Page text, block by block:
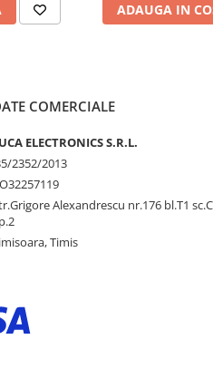
ADAUGA IN
COMERCIALE
ELECTRONICS S.R.L.
2352/2013
Alexandrescu nr.176 bl.T1 sc.C
Timis